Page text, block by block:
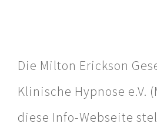
Die Milton Erickson
Klinische Hypnose e.V.
diese Info-Webseite